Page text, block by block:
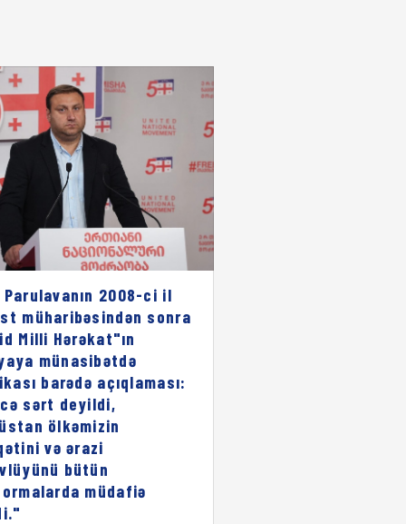
Parulavanın 2008-ci il
müharibəsindən sonra
Milli Hərəkat"ın
münasibətdə
barədə açıqlaması:
sərt deyildi,
ölkəmizin
və ərazi
bütün
müdafiə